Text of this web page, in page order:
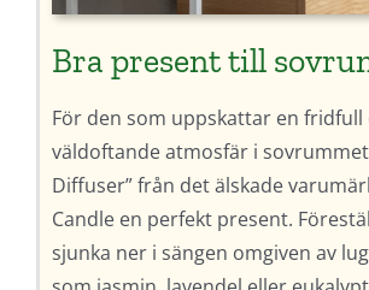
Bra present till
För den som uppskattar en fridfull
väldoftande atmosfär i
Diffuser” från det älskade
Candle en perfekt present.
sjunka ner i sängen omgiven av